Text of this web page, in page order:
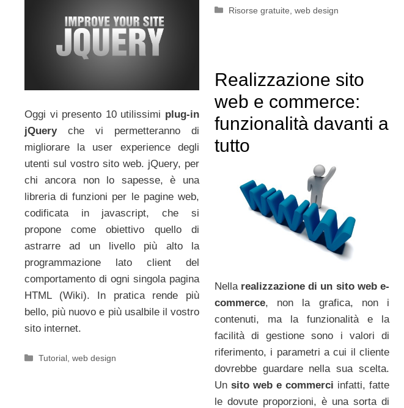
Categorie
Risorse gratuite ,web design
Oggi vi presento 10 utilissimi plug-in
jQueryche vi permetteranno di
migliorare la user experience degli
utenti sul vostro sito web. jQuery, per
chi ancora non lo sapesse, è una
libreria di funzioni per le pagine web,
codificata in javascript, che si
propone come obiettivo quello di
astrarre ad un livello più alto la
programmazione lato client del
comportamento di ogni singola pagina
HTML (Wiki). In pratica rende più
bello, più nuovo e più usalbile il vostro
sito internet.
Categorie
Tutorial ,web design
Realizzazione sito
web e commerce:
funzionalità davanti a
tutto
Nella realizzazione di un sito web e-
commerce, non la grafica, non i
contenuti, ma la funzionalità e la
facilità di gestione sono i valori di
riferimento, i parametri a cui il cliente
dovrebbe guardare nella sua scelta.
Un sito web e commerci infatti, fatte
le dovute proporzioni, è una sorta di